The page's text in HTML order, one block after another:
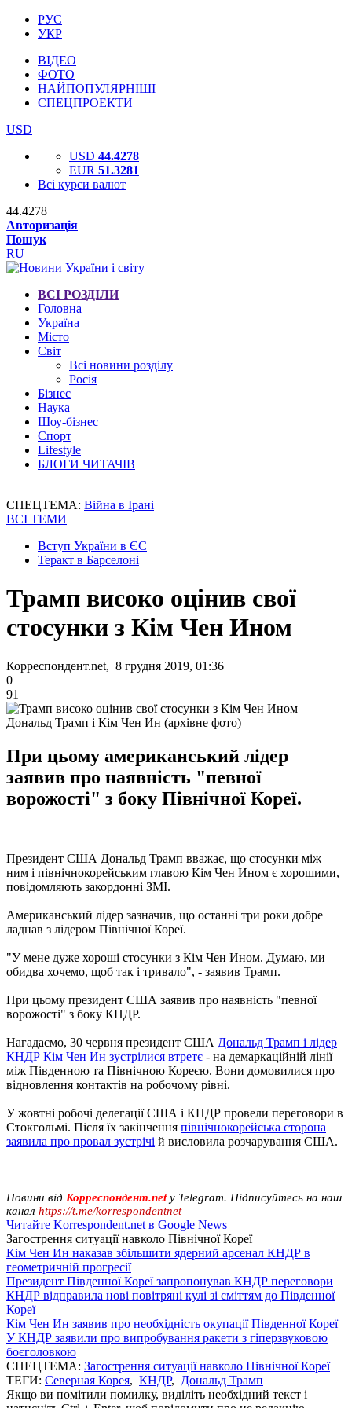
РУС
УКР
ВІДЕО
ФОТО
НАЙПОПУЛЯРНІШІ
СПЕЦПРОЕКТИ
USD
USD 44.4278
EUR 51.3281
Всі курси валют
44.4278
Авторизація
Пошук
RU
ВСІ РОЗДІЛИ
Головна
Україна
Місто
Світ
Всі новини розділу
Росія
Бізнес
Наука
Шоу-бізнес
Спорт
Lifestyle
БЛОГИ ЧИТАЧІВ
СПЕЦТЕМА: Війна в Ірані
ВСІ ТЕМИ
Вступ України в ЄС
Теракт в Барселоні
Трамп високо оцінив свої
стосунки з Кім Чен Ином
Корреспондент.net, 8 грудня 2019, 01:36
0
91
Дональд Трамп і Кім Чен Ин (архівне фото)
При цьому американський лідер
заявив про наявність "певної
ворожості" з боку Північної Кореї.
Президент США Дональд Трамп вважає, що стосунки між
ним і північнокорейським главою Кім Чен Ином є хорошими,
повідомляють закордонні ЗМІ.
Американський лідер зазначив, що останні три роки добре
ладнав з лідером Північної Кореї.
"У мене дуже хороші стосунки з Кім Чен Ином. Думаю, ми
обидва хочемо, щоб так і тривало", - заявив Трамп.
При цьому президент США заявив про наявність "певної
ворожості" з боку КНДР.
Нагадаємо, 30 червня президент США Дональд Трамп і лідер
КНДР Кім Чен Ин зустрілися втретє - на демаркаційній лінії
між Південною та Північною Кореєю. Вони домовилися про
відновлення контактів на робочому рівні.
У жовтні робочі делегації США і КНДР провели переговори в
Стокгольмі. Після їх закінчення північнокорейська сторона
заявила про провал зустрічі й висловила розчарування США.
Новини від Корреспондент.netу Telegram. Підписуйтесь на наш
канал https://t.me/korrespondentnet
Читайте Korrespondent.net в Google News
Загострення ситуації навколо Пiвнічної Кореї
Кім Чен Ин наказав збільшити ядерний арсенал КНДР в
геометричній прогресії
Президент Південної Кореї запропонував КНДР переговори
КНДР відправила нові повітряні кулі зі сміттям до Південної
Кореї
Кім Чен Ин заявив про необхідність окупації Південної Кореї
У КНДР заявили про випробування ракети з гіперзвуковою
боєголовкою
СПЕЦТЕМА: Загострення ситуації навколо Пiвнічної Кореї
ТЕГИ: Северная Корея, КНДР, Дональд Трамп
Якщо ви помітили помилку, виділіть необхідний текст і